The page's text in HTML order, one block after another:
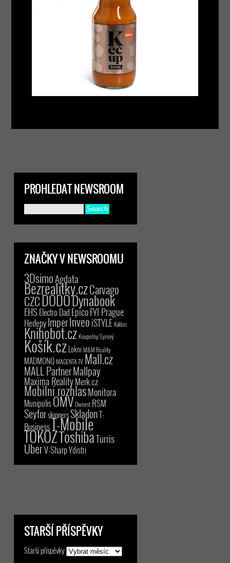
PROHLEDAT NEWSROOM
ZNAČKY V NEWSROOMU
3DsimoAgdata
Bezrealitky.czCarvago
CZCDODODynabook
EHSElectro Dad EpicoFYI Prague
HedepyImperInveoiSTYLE Kaktus
Knihobot.czKoupelny Syrový
Košík.czLokni M&M Reality
MADMONQMAGENTA TV Mall.cz
MALL PartnerMallpay
Maxima RealityMerk.cz
Mobilní rozhlasMonitora
MunipolisOMVOwnest RSM
SeyforskinnersSkladonT-
BusinessT-Mobile
TOKOZToshibaTurris
UberV-SharpYdistri
STARŠÍ PŘÍSPĚVKY
Starší příspěvky